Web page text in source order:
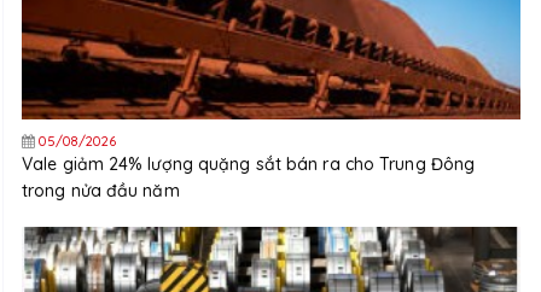
05/08/2026
Vale giảm 24% lượng quặng sắt bán ra cho Trung Đông
trong nửa đầu năm